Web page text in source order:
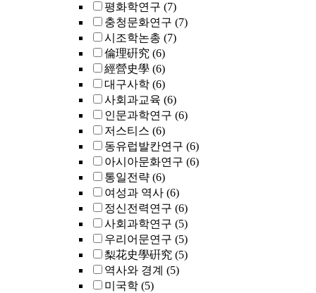
평화학연구 (7)
충청문화연구 (7)
시조학논총 (7)
倫理硏究 (6)
經營史學 (6)
대구사학 (6)
사회과교육 (6)
인문과학연구 (6)
저스티스 (6)
동유럽발칸연구 (6)
아시아문화연구 (6)
통일전략 (6)
여성과 역사 (6)
정신전력연구 (6)
사회과학연구 (5)
우리어문연구 (5)
梨花史學硏究 (5)
역사와 경계 (5)
미국학 (5)